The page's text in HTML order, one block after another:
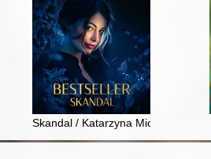
Skandal / Katarzyna Michalak